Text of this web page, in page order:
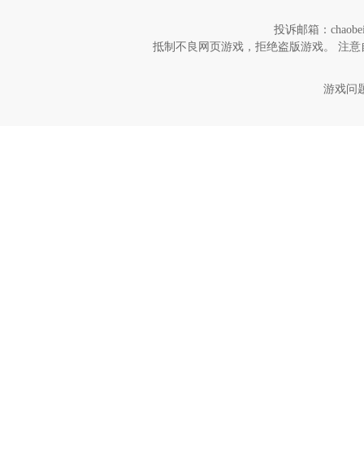
投诉邮箱：
抵制不良网页游戏，拒绝盗版游戏。 注
游戏问